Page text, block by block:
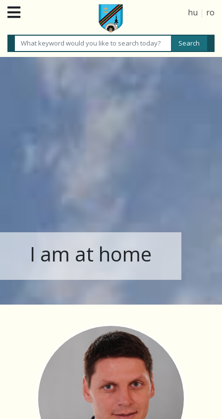
hu | ro
I am at home